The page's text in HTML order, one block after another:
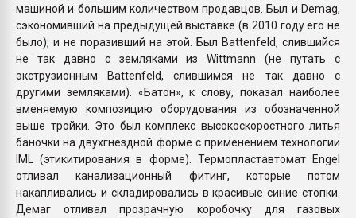
машиной и большим количеством продавцов. Был и Demag,
сэкономивший на предыдущей выставке (в 2010 году его не
было), и не поразивший на этой. Был Battenfeld, слившийся
не так давно с земляками из Wittmann (не путать с
экструзионным Battenfeld, слившимся не так давно с
другими земляками). «Батон», к слову, показал наиболее
вменяемую композицию оборудования из обозначенной
выше тройки. Это был комплекс высокоскоростного литья
баночки на двухгнездной форме с применением технологии
IML (этикитирования в форме). Термопластавтомат Engel
отливал канализационный фитинг, которые потом
накапливались и складировались в красивые синие стопки.
Демаг отливал прозрачную коробочку для газовых